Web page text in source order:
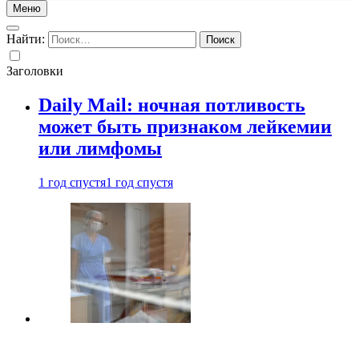
Меню
Найти:
Заголовки
Daily Mail: ночная потливость
может быть признаком лейкемии
или лимфомы
1 год спустя1 год спустя